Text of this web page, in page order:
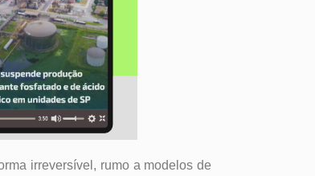
irreversível, rumo a modelos de